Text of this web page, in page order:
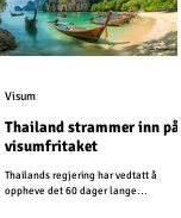
Thailand strammer inn på
visumfritaket
Thailands regjering har vedtatt å
oppheve det 60 dager lange
Visum